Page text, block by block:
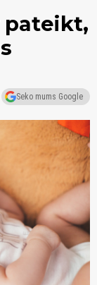
pateikt,
Seko mums Google